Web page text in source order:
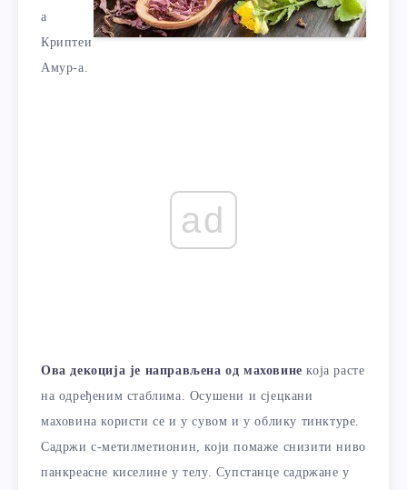
а
Криптеи
Амур-а.
ad
Ова декоција је направљена од маховине која расте
на одређеним стаблима. Осушени и сјецкани
маховина користи се и у сувом и у облику тинктуре.
Садржи с-метилметионин, који помаже снизити ниво
панкреасне киселине у телу. Супстанце садржане у